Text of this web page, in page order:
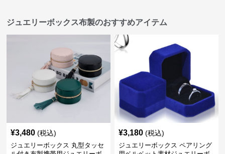
ジュエリーボックス布製のおすすめアイテム
¥3,480 (税込)
ジュエリーボックス 丸型タッセ
¥3,180 (税込)
ジュエリーボックス ペアリング